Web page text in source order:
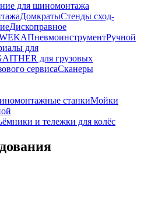
для шиномонтажа
ДомкратыСтенды сход-
Дископравное
ПневмоинструментРучной
для
для грузовых
сервисаСканеры
станкиМойки
и тележки для колёс